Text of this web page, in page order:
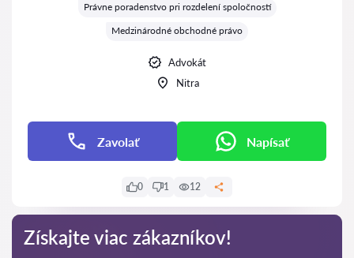
Právne poradenstvo pri rozdelení spoločností
Medzinárodné obchodné právo
Advokát
Nitra
Zavolať Napísať
0 1 12
Získajte viac zákazníkov!